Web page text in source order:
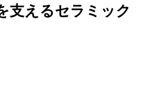
支えるセラミック